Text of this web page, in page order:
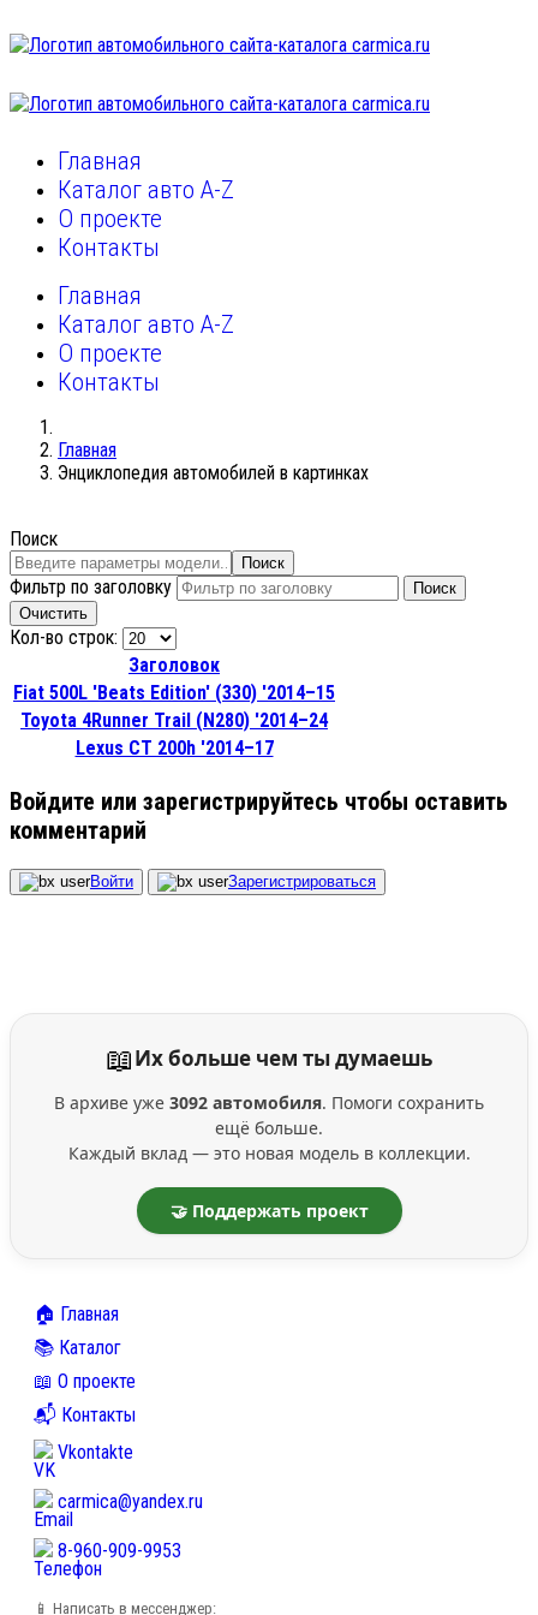
Главная
Каталог авто A-Z
О проекте
Контакты
Главная
Каталог авто A-Z
О проекте
Контакты
Главная
Энциклопедия автомобилей в картинках
Поиск
Поиск
Фильтр по заголовку
Поиск
Очистить
Кол-во строк:
Заголовок
Fiat 500L 'Beats Edition' (330) '2014–15
Toyota 4Runner Trail (N280) '2014–24
Lexus CT 200h '2014–17
Войдите или зарегистрируйтесь чтобы оставить
комментарий
Войти Зарегистрироваться
📖Их больше чем ты думаешь
В архиве уже 3092 автомобиля. Помоги сохранить
ещё больше.
Каждый вклад — это новая модель в коллекции.
🤝 Поддержать проект
🏠 Главная
📚 Каталог
📖 О проекте
📬 Контакты
Vkontakte
carmica@yandex.ru
8-960-909-9953
📱 Написать в мессенджер: